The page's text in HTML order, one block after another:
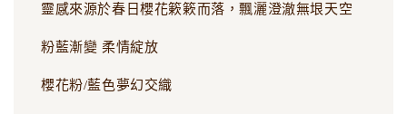
靈感來源於春日櫻花簌簌而落，飄灑澄澈無垠天空
粉藍漸變 柔情綻放
櫻花粉/藍色夢幻交織